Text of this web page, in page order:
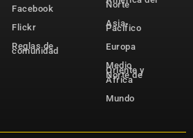
Facebook
Flickr
Reglas de
comunidad
Norte
Asia-
Pacífico
Europa
Medio
Oriente y
Norte de
África
Mundo